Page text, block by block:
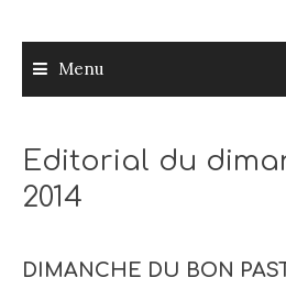
Menu
Editorial du
2014
DIMANCHE DU BON